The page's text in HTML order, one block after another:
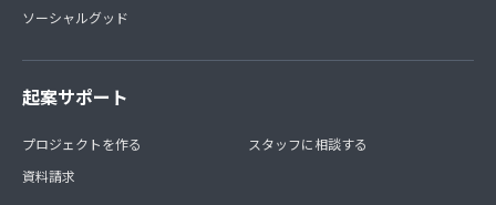
ソーシャルグッド
起案サポート
プロジェクトを作る
資料請求
スタッフに相談する